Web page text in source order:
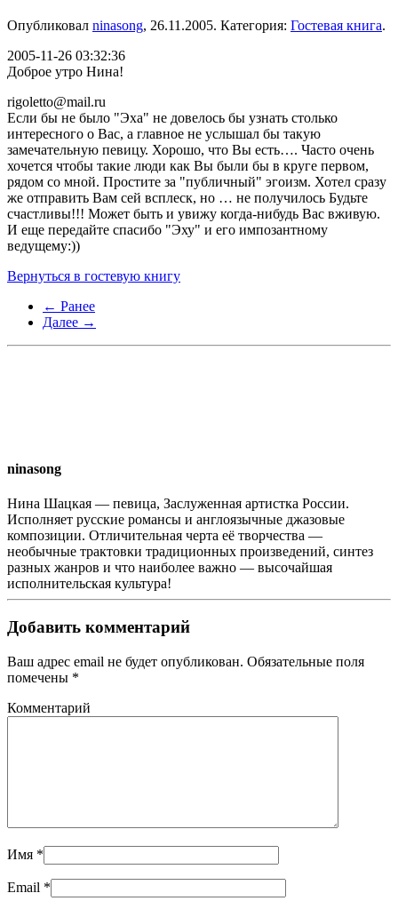
Опубликовал ninasong, 26.11.2005. Категория: Гостевая книга.
2005-11-26 03:32:36
Доброе утро Нина!
rigoletto@mail.ru
Если бы не было "Эха" не довелось бы узнать столько
интересного о Вас, а главное не услышал бы такую
замечательную певицу. Хорошо, что Вы есть…. Часто очень
хочется чтобы такие люди как Вы были бы в круге первом,
рядом со мной. Простите за "публичный" эгоизм. Хотел сразу
же отправить Вам сей всплеск, но … не получилось Будьте
счастливы!!! Может быть и увижу когда-нибудь Вас вживую.
И еще передайте спасибо "Эху" и его импозантному
ведущему:))
Вернуться в гостевую книгу
← Ранее
Далее →
ninasong
Нина Шацкая — певица, Заслуженная артистка России.
Исполняет русские романсы и англоязычные джазовые
композиции. Отличительная черта её творчества —
необычные трактовки традиционных произведений, синтез
разных жанров и что наиболее важно — высочайшая
исполнительская культура!
Добавить комментарий
Ваш адрес email не будет опубликован. Обязательные поля
помечены *
Комментарий
Имя *
Email *